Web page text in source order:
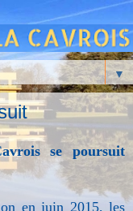
▼
se poursuit
en juin 2015, les